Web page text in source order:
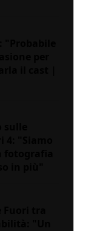
per
"Siamo
tra
"Un